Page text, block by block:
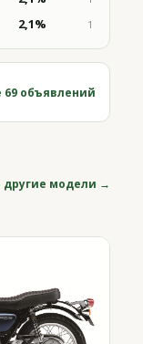
2,1% 1
69 объявлений
другие модели →